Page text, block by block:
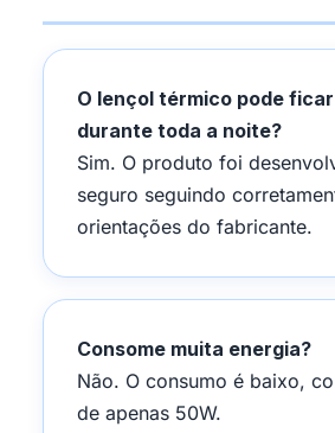
O lençol térmico pode
durante toda a noite?
Sim. O produto foi
seguro seguindo
orientações do fabricante.
Consome muita energia?
Não. O consumo é baixo,
de apenas 50W.